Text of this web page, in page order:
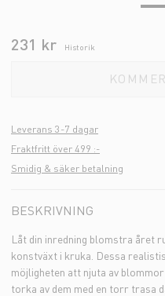
231 kr Historik
Leverans 3-7 dagar
Fraktfritt över 499 :-
Smidig & säker betalning
BESKRIVNING
Låt din inredning blomstra året
konstväxt i kruka. Dessa
möjligheten att njuta av
torka av dem med en torr trasa